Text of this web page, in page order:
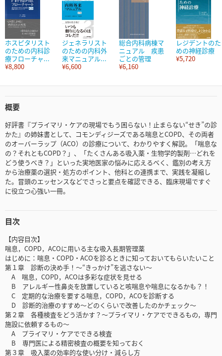
ホスピタリスト
のための内科診
療フローチャ...
¥8,800
ジェネラリスト
のための内科外
来マニュアル...
¥6,600
総合内科病棟マ
ニュアル 疾患
ごとの管理
¥6,160
レジデントのた
めの神経診療
¥5,720
概要
好評書『プライマリ・ケアの現場でもう困らない！止まらない“せき”の診
かた』の姉妹書として、コモンディジーズである喘息とCOPD、その両者
のオーバーラップ（ACO）の診療について、わかりやすく解説。「喘息な
の？それともCOPD？」、「たくさんある吸入薬・生物学的製剤…どれを
どう使うべき？」といった実地医家の悩みに応えるべく、鑑別の考え方
から治療薬の選択・処方のポイント、他科との連携まで、実践を凝縮し
た。冒頭のエッセンスなどでさっと要点を確認できる、臨床現場ですぐ
に役立つ心強い一冊。
目次
【内容目次】
喘息，COPD，ACOに用いる主な吸入長期管理薬
はじめに：喘息・COPD・ACOを診るときに知っておいてもらいたいこと
第１章 診断の決め手！～“きっかけ”を逃さない～
A 喘息，COPD，ACOは多彩な症状を見せる
B アレルギー性鼻炎を放置していると咳喘息や喘息になるかも？！
C 定期的な治療を要する喘息，COPD，ACOを診断する
D 診断的治療のすすめ～どのくらいで改善したのかチェック～
第２章 各種検査をどう活かす？～プライマリ・ケアでできるもの，専門
施設に依頼するもの～
A プライマリ・ケアでできる検査
B 専門医による精密検査の概要を知っておく
第３章 吸入薬の効率的な使い分け・減らし方